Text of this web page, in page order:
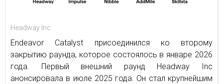
Headway Inc
Endeavor Catalyst присоединился ко второму
закрытию раунда, которое состоялось в январе 2026
года. Первый внешний раунд Headway Inc
анонсировала в июле 2025 года. Он стал крупнейшим